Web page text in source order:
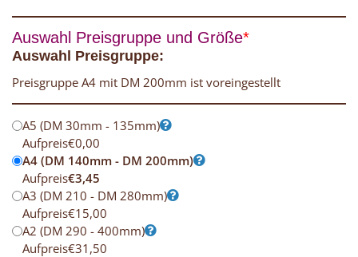
*
Auswahl Preisgruppe und Größe
Auswahl Preisgruppe:
Preisgruppe A4 mit DM 200mm ist voreingestellt
A5 (DM 30mm - 135mm)
Aufpreis€0,00
A4 (DM 140mm - DM 200mm)
Aufpreis€3,45
A3 (DM 210 - DM 280mm)
Aufpreis€15,00
A2 (DM 290 - 400mm)
Aufpreis€31,50